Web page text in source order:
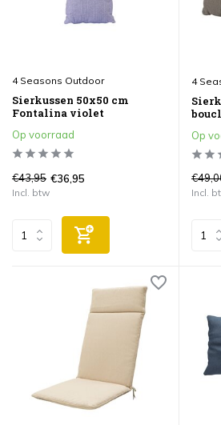
4 Seasons Outdoor
Sierkussen 50x50 cm
Fontalina violet
Op voorraad
€43,95 €36,95
Incl. btw
4
Op
Incl.